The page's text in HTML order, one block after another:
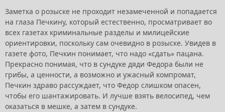
Заметка о розыске не проходит незамеченной и попадается
на глаза Печкину, который естественно, просматривает во
всех газетах криминальные разделы и милицейские
ориентировки, поскольку сам очевидно в розыске. Увидев в
газете фото, Печкин понимает, что надо «сдать» пацана.
Прекрасно понимая, что в сундуке дяди Федора были не
грибы, а ценности, а возможно и ужасный компромат,
Печкин здраво рассуждает, что Федор слишком опасен,
чтобы его шантажировать. И лучше взять велосипед, чем
оказаться в мешке, а затем в сундуке.